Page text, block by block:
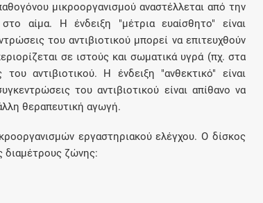
μικροοργανισμού αναστέλλεται από την
στο αίμα. Η ένδειξη "μέτρια ευαίσθητο" είναι
του αντιβιοτικού μπορεί να επιτευχθούν
σε ιστούς και σωματικά υγρά (πχ. στα
αντιβιοτικού. Η ένδειξη "ανθεκτικό" είναι
του αντιβιοτικού είναι απίθανο να
άλλη θεραπευτική αγωγή.
εργαστηριακού ελέγχου. Ο δίσκος
διαμέτρους ζώνης: